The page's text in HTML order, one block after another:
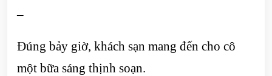
–
Đúng bảy giờ, khách sạn mang đến cho cô
một bữa sáng thịnh soạn.